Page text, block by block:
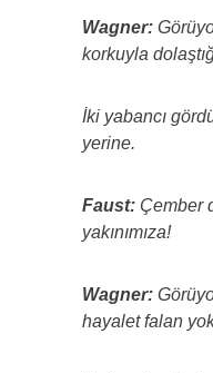
Wagner:
korkuyla
İki yabancı
yerine.
Faust: Çember
yakınımıza!
Wagner:
hayalet falan